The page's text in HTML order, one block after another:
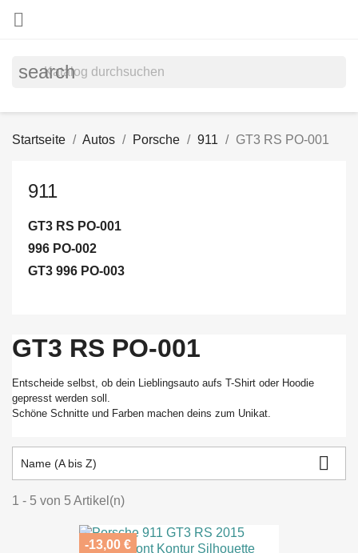

search
Startseite Autos Porsche 911 GT3 RS PO-001
911
GT3 RS PO-001
996 PO-002
GT3 996 PO-003
GT3 RS PO-001
Entscheide selbst, ob dein Lieblingsauto aufs T-Shirt oder Hoodie
gepresst werden soll.
Schöne Schnitte und Farben machen deins zum Unikat.
Name (A bis Z) 
1 - 5 von 5 Artikel(n)
-13,00 €